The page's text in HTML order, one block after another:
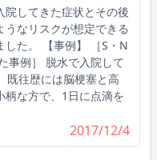
院してきた症状とその後
うなリスクが想定できる
した。 【事例】 ［S・N
事例］ 脱水で入院して
既往歴には脳梗塞と高
柄な方で、1日に点滴を
2017/12/4